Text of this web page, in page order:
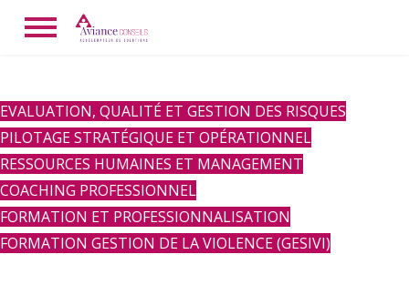
EVALUATION, QUALITÉ ET GESTION DES RISQUES
PILOTAGE STRATÉGIQUE ET OPÉRATIONNEL
RESSOURCES HUMAINES ET MANAGEMENT
COACHING PROFESSIONNEL
FORMATION ET PROFESSIONNALISATION
FORMATION GESTION DE LA VIOLENCE (GESIVI)